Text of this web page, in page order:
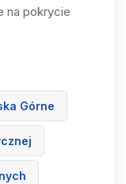
na pokrycie
Górne